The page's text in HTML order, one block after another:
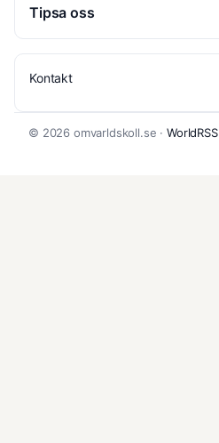
Tipsa oss
Kontakt
© 2026 omvarldskoll.se · WorldRSS